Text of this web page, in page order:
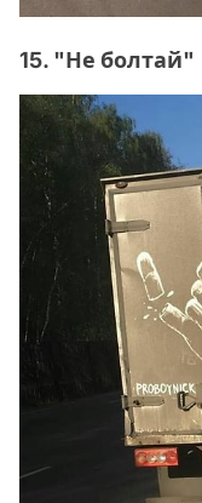
15. "Не болтай"